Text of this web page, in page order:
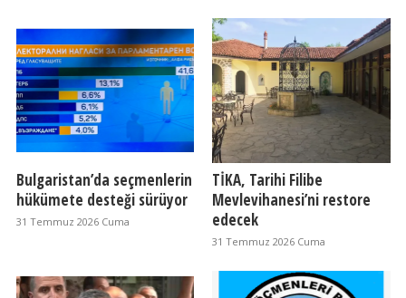
Bulgaristan’da seçmenlerin
hükümete desteği sürüyor
31 Temmuz 2026 Cuma
TİKA, Tarihi Filibe
Mevlevihanesi’ni restore
edecek
31 Temmuz 2026 Cuma